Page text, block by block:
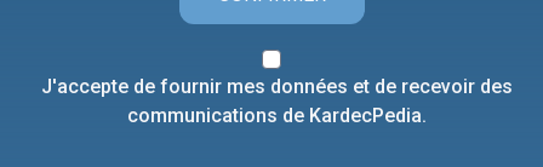
J'accepte de fournir mes données et de recevoir des
communications de KardecPedia.